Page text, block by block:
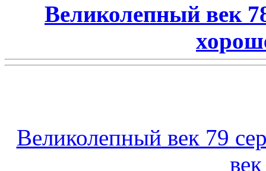
Великолепный век
Великолепный век 79